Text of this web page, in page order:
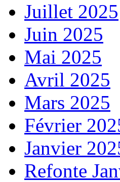
Juillet 2025
Juin 2025
Mai 2025
Avril 2025
Mars 2025
Février
Janvier
Refonte